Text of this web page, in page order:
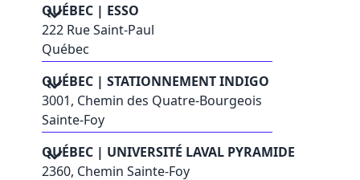
QUÉBEC | ESSO
222 Rue Saint-Paul
Québec
QUÉBEC | STATIONNEMENT INDIGO
3001, Chemin des Quatre-Bourgeois
Sainte-Foy
QUÉBEC | UNIVERSITÉ LAVAL PYRAMIDE
2360, Chemin Sainte-Foy